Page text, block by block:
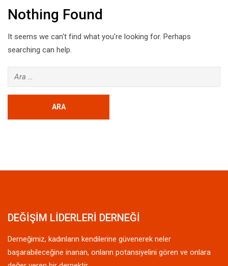
Nothing Found
It seems we can't find what you're looking for. Perhaps
searching can help.
Arama:
DEĞİŞİM LİDERLERİ DERNEĞİ
Derneğimiz, kadınların kendilerine güvenerek neler
başarabileceğine inanan, onların potansiyelini gören ve onlara